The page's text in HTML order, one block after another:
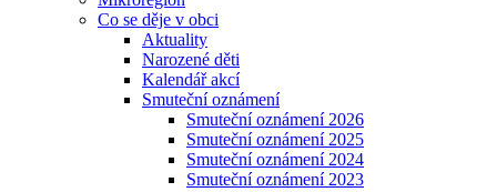
Co se děje v obci
Aktuality
Narozené děti
Kalendář akcí
Smuteční oznámení
Smuteční oznámení 2026
Smuteční oznámení 2025
Smuteční oznámení 2024
Smuteční oznámení 2023